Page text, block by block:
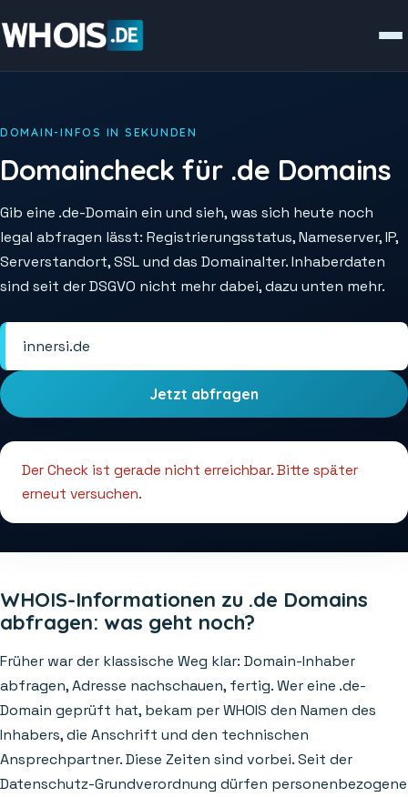
DOMAIN-INFOS IN SEKUNDEN
Domaincheck für .de Domains
Gib eine .de-Domain ein und sieh, was sich heute noch
legal abfragen lässt: Registrierungsstatus, Nameserver, IP,
Serverstandort, SSL und das Domainalter. Inhaberdaten
sind seit der DSGVO nicht mehr dabei, dazu unten mehr.
Jetzt abfragen
Der Check ist gerade nicht erreichbar. Bitte später
erneut versuchen.
WHOIS-Informationen zu .de Domains
abfragen: was geht noch?
Früher war der klassische Weg klar: Domain-Inhaber
abfragen, Adresse nachschauen, fertig. Wer eine .de-
Domain geprüft hat, bekam per WHOIS den Namen des
Inhabers, die Anschrift und den technischen
Ansprechpartner. Diese Zeiten sind vorbei. Seit der
Datenschutz-Grundverordnung dürfen personenbezogene